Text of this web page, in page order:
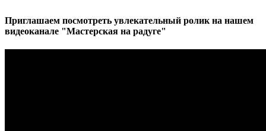
Приглашаем посмотреть увлекательный ролик на нашем
видеоканале "Мастерская на радуге"